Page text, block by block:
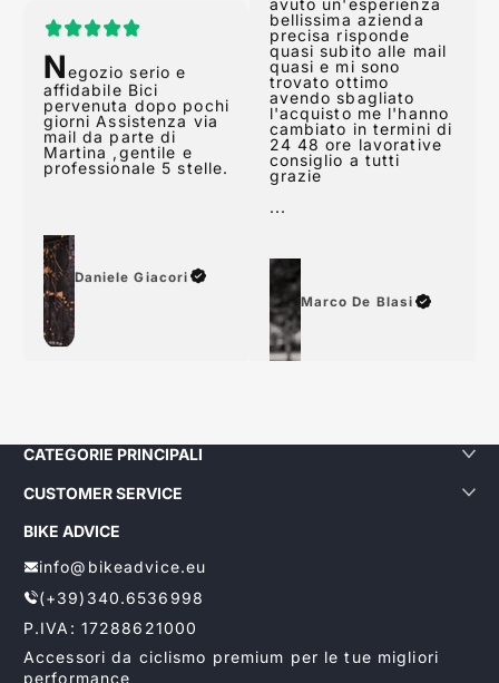
N
affidabile Bici
pervenuta dopo pochi
giorni Assistenza via
mail da parte di
Martina ,gentile e
professionale 5 stelle.
Daniele Giacori
alve a tutti Ho
avuto un'esperienza
bellissima azienda
precisa risponde
quasi subito alle mail
quasi e mi sono
trovato ottimo
avendo sbagliato
l'acquisto me l'hanno
cambiato in termini di
24 48 ore lavorative
consiglio a tutti
Marco De Blasi
CATEGORIE PRINCIPALI
CUSTOMER SERVICE
BIKE ADVICE
info@bikeadvice.eu
(+39)340.6536998
P.IVA: 17288621000
Accessori da ciclismo premium per le tue migliori
performance